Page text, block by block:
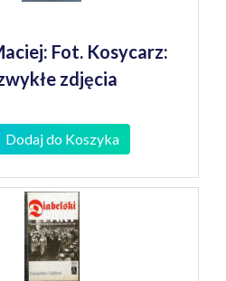
Fot. Kosycarz:
zdjęcia
Dodaj do Koszyka